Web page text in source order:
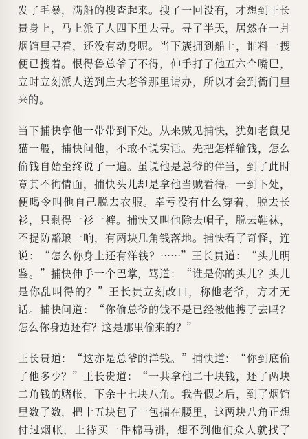
发了毛暴，满船的搜查起来。搜了一回没有，才想到王长
贵身上，马上派了人四下里去寻。寻了半天，居然在一爿
烟馆里寻着，还没有动身呢。当下簇拥到船上，谁料一搜
便已搜着。恨得鲁总爷了不得，伸手打了他五六个嘴巴，
立时立刻派人送到庄大老爷那里请办，所以才会到衙门里
来的。
当下捕快拿他一带带到下处。从来贼见捕快，犹如老鼠见
猫一般，捕快问他，不敢不说实话。先把怎样输钱，怎么
偷钱自始至终说了一遍。虽说他是总爷的伴当，到了此时
竟其不徇情面，捕快头儿却是拿他当贼看待。一到下处，
便喝令叫他自己脱去衣服。幸亏没有什么穿着，脱去长
衫，只剩得一衫一裤。捕快又叫他除去帽子，脱去鞋袜，
不提防豁琅一响，有两块几角钱落地。捕快看了奇怪，连
说：“怎么你身上还有洋钱？……”王长贵道：“头儿明
鉴。”捕快伸手一个巴掌，骂道：“谁是你的头儿？头儿
是你乱叫得的？”王长贵立刻改口，称他老爷，方才无
话。捕快问道：“你偷总爷的钱不是已经被他搜了去吗？
怎么你身边还有？这是那里偷来的？”
王长贵道：“这亦是总爷的洋钱。”捕快道：“你到底偷
了他多少？”王长贵道：“一共拿他二十块钱，还了两块
二角钱的赌帐，下余十七块八角。我告假之后，到了烟馆
里数了数，把十五块包了一包揣在腰里，这两块八角正想
付过烟帐，上待买一件棉马褂，想不到他们众人就找了